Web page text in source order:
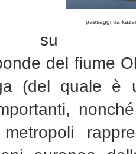
paesaggi tra
su
del fiume
(del quale è